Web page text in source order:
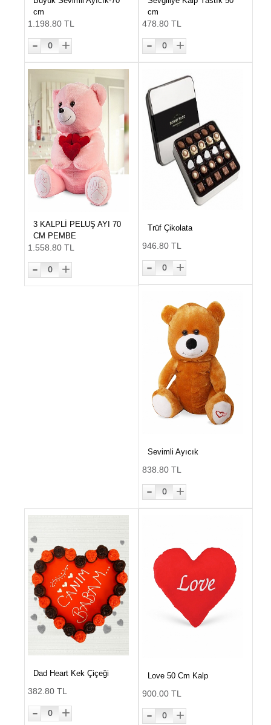
cm
1.198.80 TL
- 0 +
cm
478.80 TL
- 0 +
3 KALPLİ PELUŞ AYI 70
CM PEMBE
1.558.80 TL
- 0 +
Trüf Çikolata
946.80 TL
- 0 +
Sevimli Ayıcık
838.80 TL
- 0 +
Dad Heart Kek Çiçeği
382.80 TL
- 0 +
Love 50 Cm Kalp
900.00 TL
- 0 +